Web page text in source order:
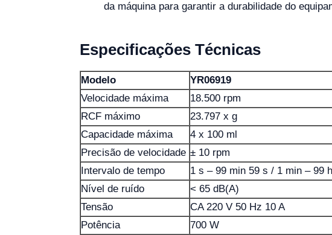
da máquina para garantir a durabilidade do
Especificações Técnicas
Modelo
YR06919
Velocidade máxima
18.500 rpm
RCF máximo
23.797 x g
Capacidade máxima
4 x 100 ml
Precisão de velocidade ± 10 rpm
Intervalo de tempo
1 s – 99 min 59 s / 1 min – 99
Nível de ruído
< 65 dB(A)
Tensão
CA 220 V 50 Hz 10 A
Potência
700 W